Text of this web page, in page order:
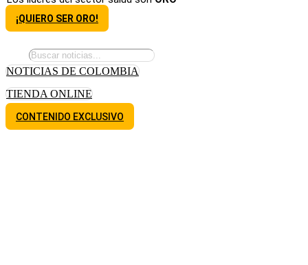
¡QUIERO SER ORO!
NOTICIAS DE COLOMBIA
TIENDA ONLINE
CONTENIDO EXCLUSIVO